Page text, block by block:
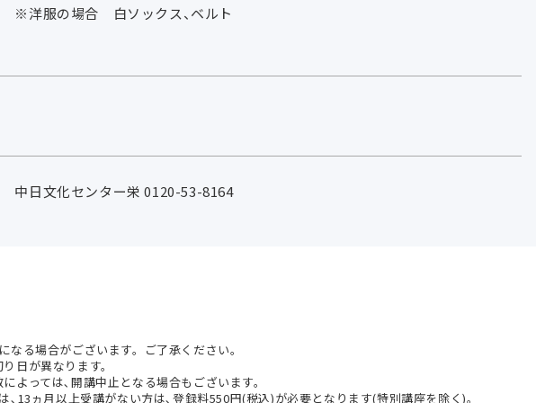
※洋服の場合 白ソックス、ベルト
中日文化センター栄 0120-53-8164
なる場合がございます。ご了承ください。
日が異なります。
よっては､開講中止となる場合もございます。
､13ヵ月以上受講がない方は､登録料550円(税込)が必要となります(特別講座を除く)。